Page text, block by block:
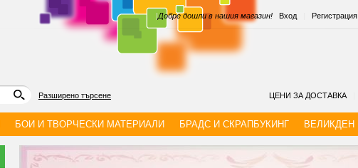
Вход Регистрация
Добре дошли в нашия магазин!
|
Разширено търсене ЦЕНИ ЗА ДОСТАВКА
БОИ И ТВОРЧЕСКИ МАТЕРИАЛИ БРАДС И СКРАПБУКИНГ ВЕЛИКДЕН